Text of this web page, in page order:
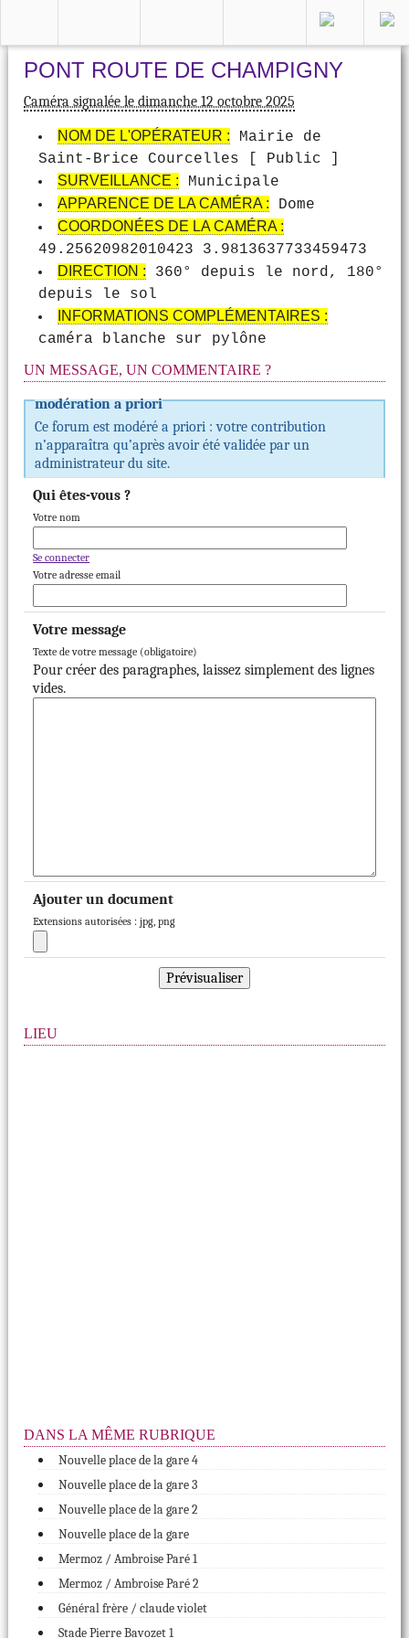
PONT ROUTE DE CHAMPIGNY
Caméra signalée le dimanche 12 octobre 2025
NOM DE L'OPÉRATEUR : Mairie de
Saint-Brice Courcelles [ Public ]
SURVEILLANCE : Municipale
APPARENCE DE LA CAMÉRA : Dome
COORDONÉES DE LA CAMÉRA :
49.25620982010423 3.9813637733459473
DIRECTION : 360° depuis le nord, 180°
depuis le sol
INFORMATIONS COMPLÉMENTAIRES :
caméra blanche sur pylône
UN MESSAGE, UN COMMENTAIRE ?
modération a priori
Ce forum est modéré a priori : votre contribution
n’apparaîtra qu’après avoir été validée par un
administrateur du site.
Qui êtes-vous ?
Votre nom
Se connecter
Votre adresse email
Votre message
Texte de votre message (obligatoire)
Pour créer des paragraphes, laissez simplement des lignes
vides.
Ajouter un document
Extensions autorisées : jpg, png
LIEU
DANS LA MÊME RUBRIQUE
Nouvelle place de la gare 4
Nouvelle place de la gare 3
Nouvelle place de la gare 2
Nouvelle place de la gare
Mermoz / Ambroise Paré 1
Mermoz / Ambroise Paré 2
Général frère / claude violet
Stade Pierre Bavozet 1